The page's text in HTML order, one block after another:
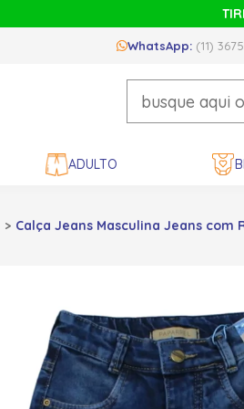
WhatsApp: (11)
ADULTO
Calça Jeans Masculina Jeans com